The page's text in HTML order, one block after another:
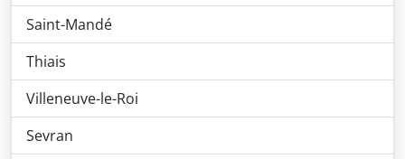
Saint-Mandé
Thiais
Villeneuve-le-Roi
Sevran